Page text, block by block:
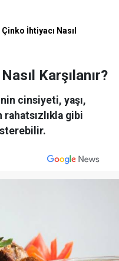
İhtiyacı Nasıl
Karşılanır?
cinsiyeti, yaşı,
rahatsızlıkla gibi